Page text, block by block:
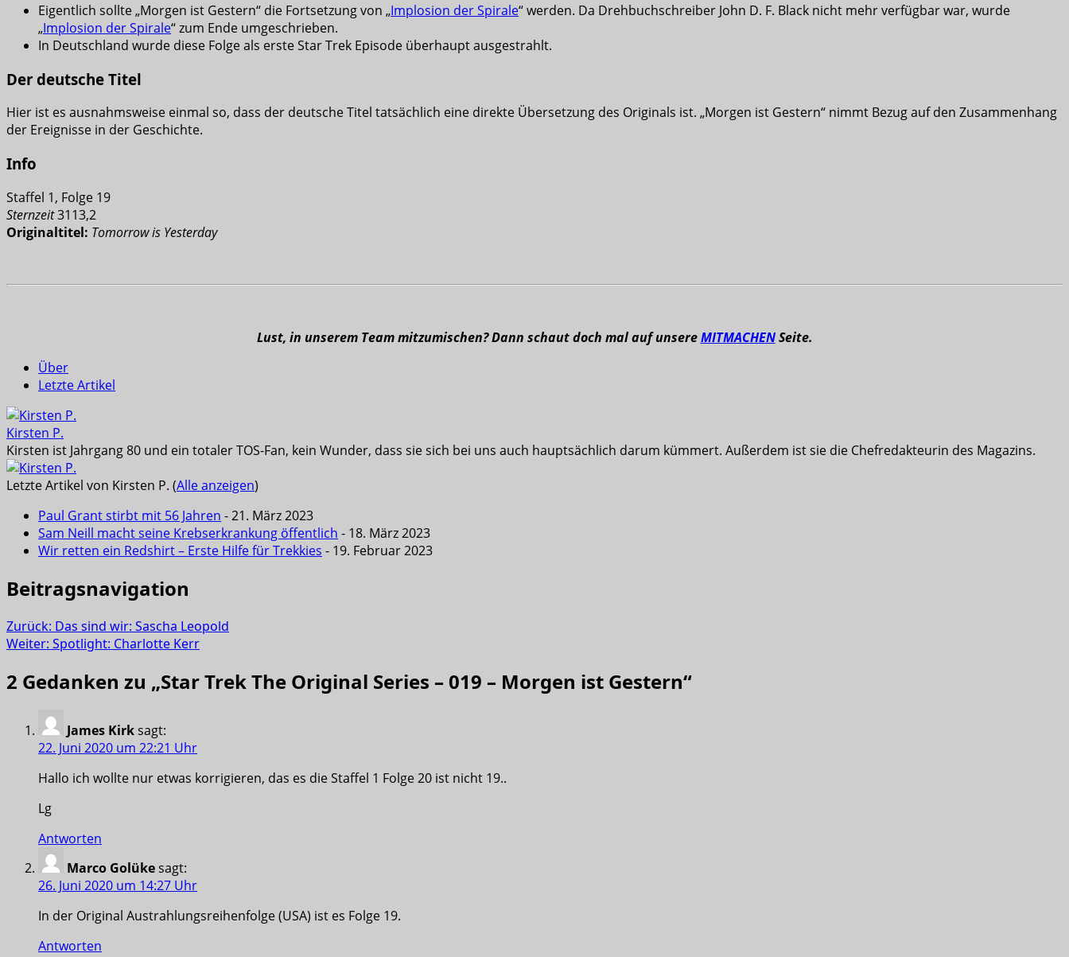
Eigentlich sollte „Morgen ist Gestern“ die Fortsetzung von „Implosion der Spirale“ werden. Da Drehbuchschreiber John D. F. Black nicht mehr verfügbar war, wurde
„Implosion der Spirale“ zum Ende umgeschrieben.
In Deutschland wurde diese Folge als erste Star Trek Episode überhaupt ausgestrahlt.
Der deutsche Titel
Hier ist es ausnahmsweise einmal so, dass der deutsche Titel tatsächlich eine direkte Übersetzung des Originals ist. „Morgen ist Gestern“ nimmt Bezug auf den Zusammenhang
der Ereignisse in der Geschichte.
Info
Staffel 1, Folge 19
Sternzeit3113,2
Originaltitel: Tomorrow is Yesterday
Lust, in unserem Team mitzumischen? Dann schaut doch mal auf unsereMITMACHENSeite.
Über
Letzte Artikel
Kirsten P.
Kirsten ist Jahrgang 80 und ein totaler TOS-Fan, kein Wunder, dass sie sich bei uns auch hauptsächlich darum kümmert. Außerdem ist sie die Chefredakteurin des Magazins.
Letzte Artikel von Kirsten P. (Alle anzeigen)
Paul Grant stirbt mit 56 Jahren - 21. März 2023
Sam Neill macht seine Krebserkrankung öffentlich - 18. März 2023
Wir retten ein Redshirt – Erste Hilfe für Trekkies - 19. Februar 2023
Beitragsnavigation
Zurück: Das sind wir: Sascha Leopold
Weiter: Spotlight: Charlotte Kerr
2 Gedanken zu „Star Trek The Original Series – 019 – Morgen ist Gestern“
James Kirksagt:
22. Juni 2020 um 22:21 Uhr
Hallo ich wollte nur etwas korrigieren, das es die Staffel 1 Folge 20 ist nicht 19..
Lg
Antworten
Marco Golükesagt:
26. Juni 2020 um 14:27 Uhr
In der Original Austrahlungsreihenfolge (USA) ist es Folge 19.
Antworten